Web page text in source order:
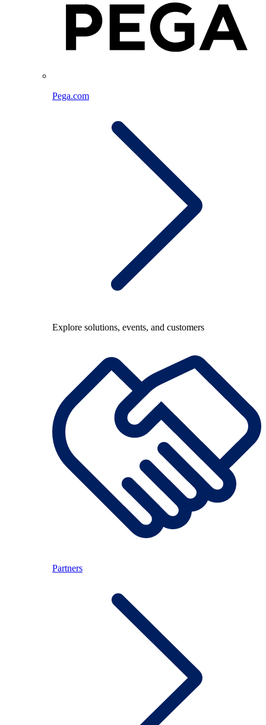
Pega.com
Explore solutions, events, and customers
Partners